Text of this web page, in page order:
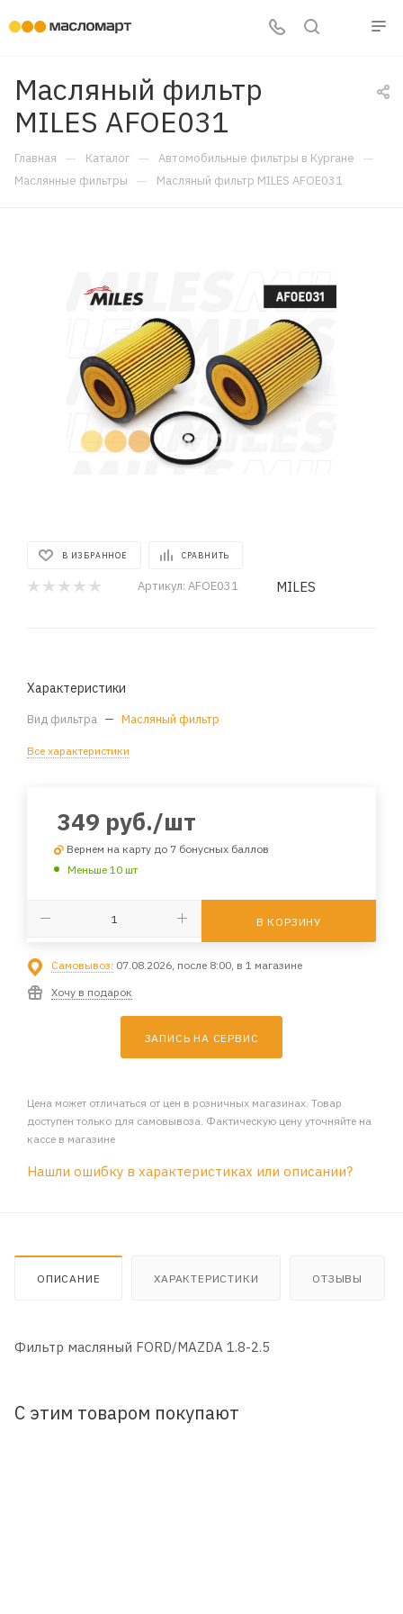
Масляный фильтр
MILES AFOE031
Главная — Каталог — Автомобильные фильтры в Кургане —
Маслянные фильтры — Масляный фильтр MILES AFOE031
В ИЗБРАННОЕ СРАВНИТЬ
Артикул: AFOE031 MILES
Характеристики
Вид фильтра — Масляный фильтр
Все характеристики
349 руб./шт
Вернем на карту до 7 бонусных баллов
Меньше 10 шт
В КОРЗИНУ
Самовывоз: 07.08.2026, после 8:00, в 1 магазине
Хочу в подарок
ЗАПИСЬ НА СЕРВИС
Цена может отличаться от цен в розничных магазинах. Товар
доступен только для самовывоза. Фактическую цену уточняйте на
кассе в магазине
Нашли ошибку в характеристиках или описании?
ОПИСАНИЕ ХАРАКТЕРИСТИКИ ОТЗЫВЫ
Фильтр масляный FORD/MAZDA 1.8-2.5
С этим товаром покупают